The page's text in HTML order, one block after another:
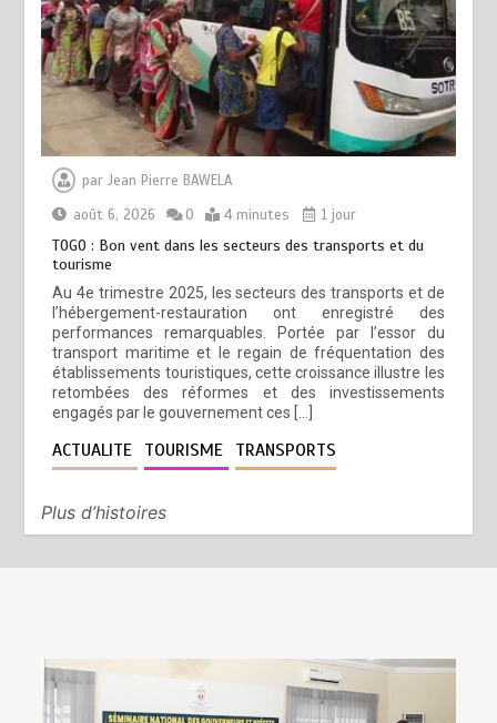
parJean Pierre BAWELA
août 6, 2026
0 4 minutes 1 jour
TOGO : Bon vent dans les secteurs des transports et du
tourisme
Au 4e trimestre 2025, les secteurs des transports et de
l’hébergement-restauration ont enregistré des
performances remarquables. Portée par l’essor du
transport maritime et le regain de fréquentation des
établissements touristiques, cette croissance illustre les
retombées des réformes et des investissements
engagés par le gouvernement ces […]
ACTUALITE TOURISME TRANSPORTS
Plus d’histoires